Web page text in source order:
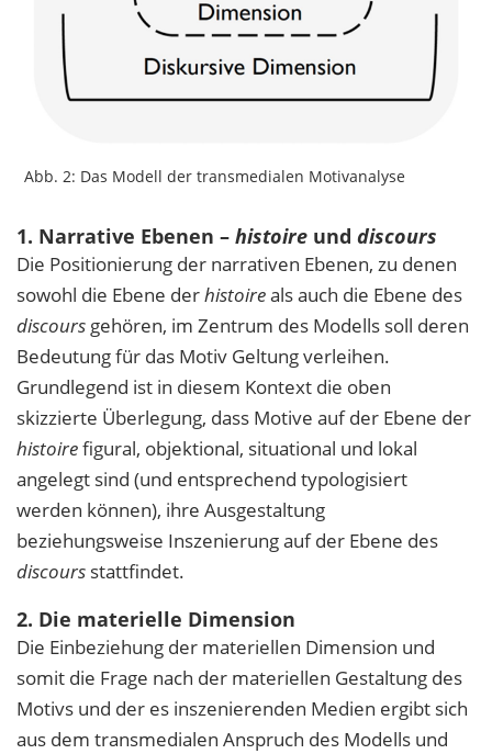
Abb. 2: Das Modell der transmedialen Motivanalyse
1. Narrative Ebenen – histoire und discours
Die Positionierung der narrativen Ebenen, zu denen
sowohl die Ebene derhistoireals auch die Ebene des
discours gehören, im Zentrum des Modells soll deren
Bedeutung für das Motiv Geltung verleihen.
Grundlegend ist in diesem Kontext die oben
skizzierte Überlegung, dass Motive auf der Ebene der
histoirefigural, objektional, situational und lokal
angelegt sind (und entsprechend typologisiert
werden können), ihre Ausgestaltung
beziehungsweise Inszenierung auf der Ebene des
discours stattfindet.
2. Die materielle Dimension
Die Einbeziehung der materiellen Dimension und
somit die Frage nach der materiellen Gestaltung des
Motivs und der es inszenierenden Medien ergibt sich
aus dem transmedialen Anspruch des Modells und